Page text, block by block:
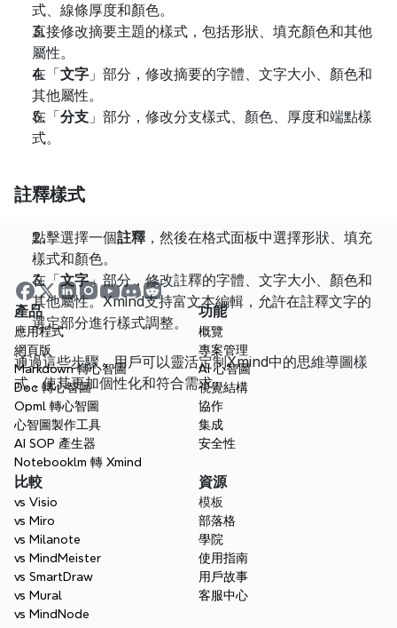
式、線條厚度和顏色。
直接修改摘要主題的樣式，包括形狀、填充顏色和其他
屬性。
在「文字 」部分，修改摘要的字體、文字大小、顏色和
其他屬性。
在「分支 」部分，修改分支樣式、顏色、厚度和端點樣
式。
註釋樣式
點擊選擇一個註釋 ，然後在格式面板中選擇形狀、填充
樣式和顏色。
在「文字」部分，修改註釋的字體、文字大小、顏色和
其他屬性。Xmind支持富文本編輯，允許在註釋文字的
選定部分進行樣式調整。
通過這些步驟，用戶可以靈活定制Xmind中的思維導圖樣
式，使其更加個性化和符合需求。
產品
應用程式
網頁版
Markdown 轉心智圖
Doc 轉心智圖
Opml 轉心智圖
心智圖製作工具
AI SOP 產生器
Notebooklm 轉 Xmind
功能
概覽
專案管理
AI 心智圖
視覺結構
協作
集成
安全性
比較
vs Visio
vs Miro
vs Milanote
vs MindMeister
vs SmartDraw
vs Mural
vs MindNode
資源
模板
部落格
學院
使用指南
用戶故事
客服中心